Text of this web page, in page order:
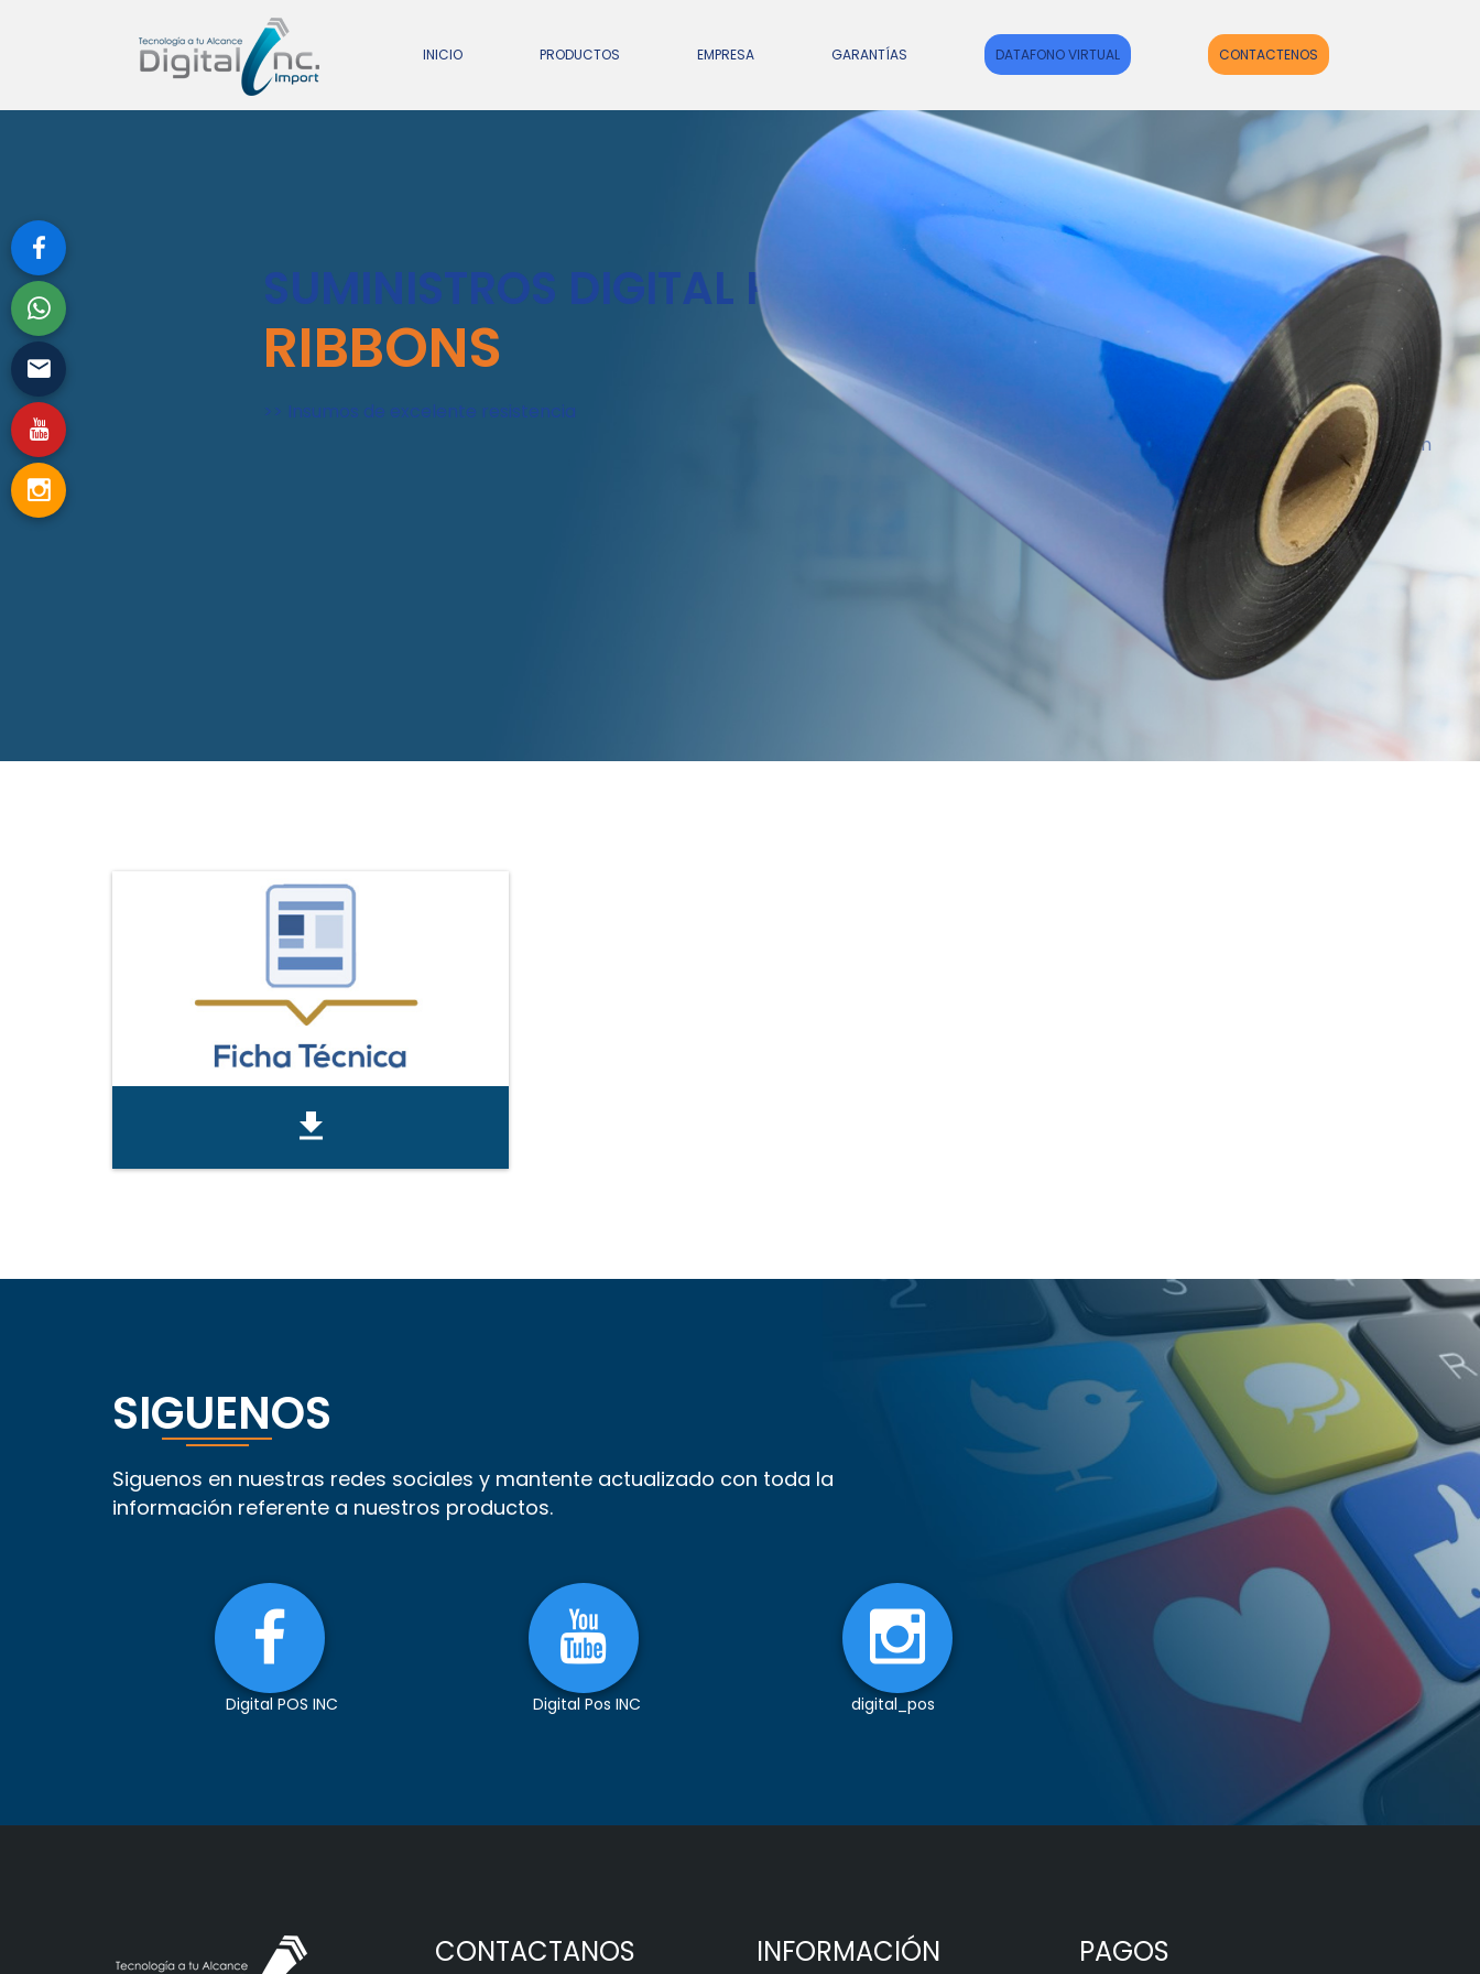
INICIO PRODUCTOS EMPRESA GARANTÍAS DATAFONO VIRTUAL CONTACTENOS
SUMINISTROS DIGITAL POS
RIBBONS
>> Insumos de excelente resistencia
SIGUENOS
Siguenos en nuestras redes sociales y mantente actualizado con toda la
información referente a nuestros productos.
Digital POS INC Digital Pos INC digital_pos
CONTACTANOS INFORMACIÓN PAGOS